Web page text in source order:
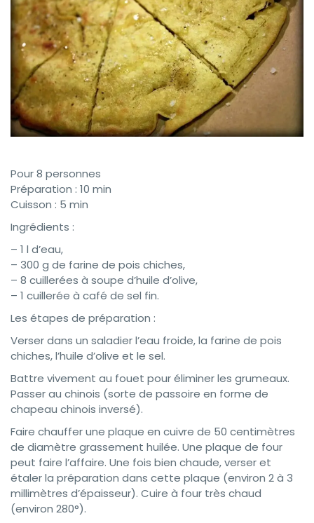
Pour 8 personnes
Préparation : 10 min
Cuisson : 5 min
Ingrédients :
– 1 l d’eau,
– 300 g de farine de pois chiches,
– 8 cuillerées à soupe d’huile d’olive,
– 1 cuillerée à café de sel fin.
Les étapes de préparation :
Verser dans un saladier l’eau froide, la farine de pois
chiches, l’huile d’olive et le sel.
Battre vivement au fouet pour éliminer les grumeaux.
Passer au chinois (sorte de passoire en forme de
chapeau chinois inversé).
Faire chauffer une plaque en cuivre de 50 centimètres
de diamètre grassement huilée. Une plaque de four
peut faire l’affaire. Une fois bien chaude, verser et
étaler la préparation dans cette plaque (environ 2 à 3
millimètres d’épaisseur). Cuire à four très chaud
(environ 280°).